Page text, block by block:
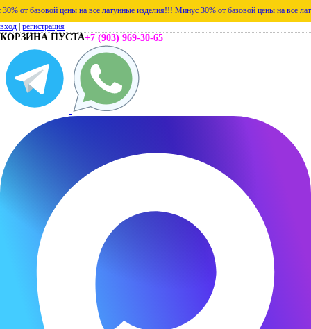
базовой цены на все латунные изделия!!! Минус 30% от базовой цены на все
вход регистрация
КОРЗИНА ПУСТА+7 (903) 969-30-65